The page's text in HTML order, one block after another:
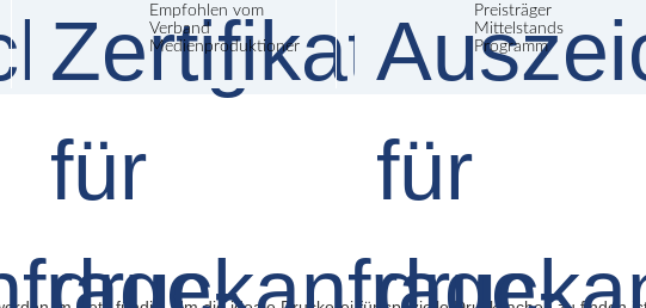
Empfohlen vom
Verband
Medienproduktioner
Preisträger
Mittelstands
Programm